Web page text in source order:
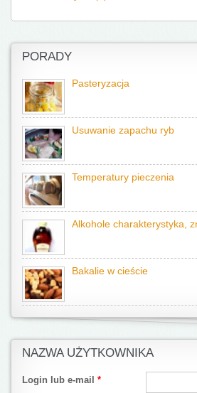
PORADY
Pasteryzacja
Usuwanie zapachu ryb
Temperatury pieczenia
Alkohole charakterystyka,
Bakalie w cieście
NAZWA UŻYTKOWNIKA
Login lub e-mail *